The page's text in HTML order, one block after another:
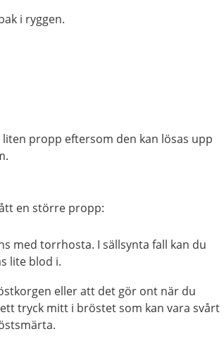
i ryggen.
propp eftersom den kan lösas upp
en större propp:
med torrhosta. I sällsynta fall kan du
lite blod i.
eller att det gör ont när du
tryck mitt i bröstet som kan vara svårt